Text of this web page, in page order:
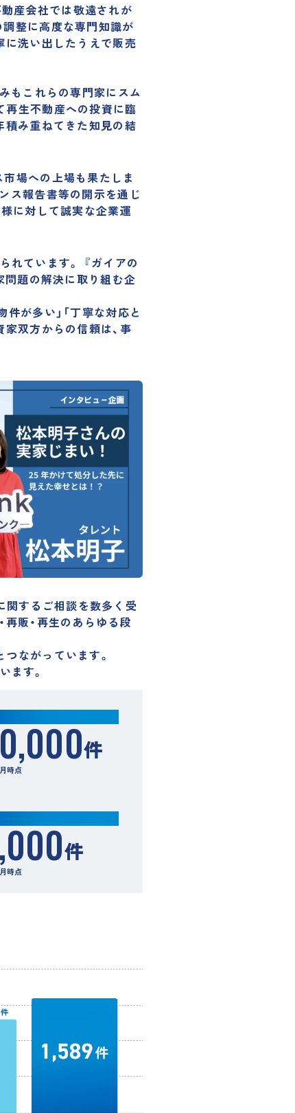
産会社では敬遠されが
整に高度な専門知識が
に洗い出したうえで販売
もこれらの専門家にスム
再生不動産への投資に臨
積み重ねてきた知見の結
場への上場も果たしま
ス報告書等の開示を通じ
に対して誠実な企業運
れています。
『ガイアの
問題の解決に取り組む企
が多い」「丁寧な対応と
双方からの信頼は、事
関するご相談を数多く受
再販・再生のあらゆる段
ながっています。
ます。
件
時点
件
時点